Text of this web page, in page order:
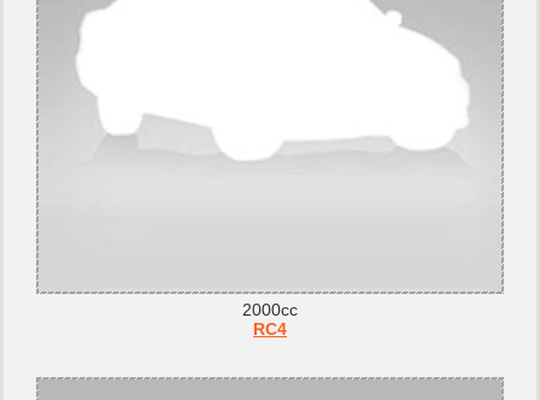
2000cc
RC4